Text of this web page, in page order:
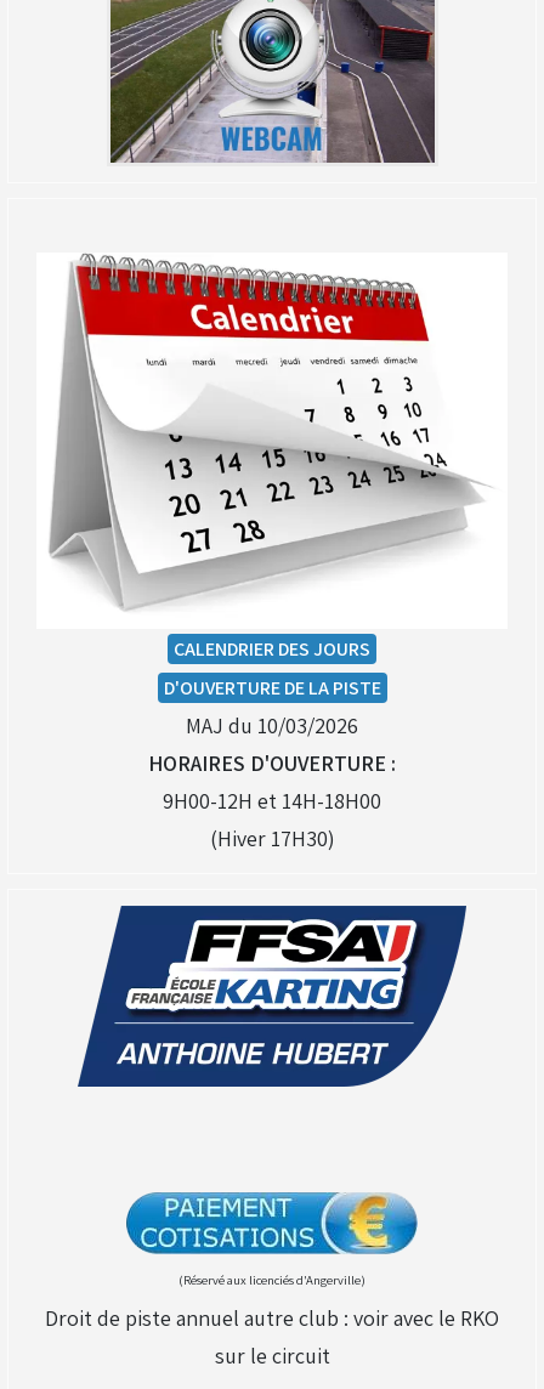
CALENDRIER DES JOURS
D'OUVERTURE DE LA PISTE
MAJ du 10/03/2026
HORAIRES D'OUVERTURE :
9H00-12H et 14H-18H00
(Hiver 17H30)
(Réservé aux licenciés d'Angerville)
Droit de piste annuel autre club : voir avec le RKO
sur le circuit
(Réservé aux licenciés d'Angerville)
Droit de piste annuel autre club : voir avec le RKO
sur le circuit